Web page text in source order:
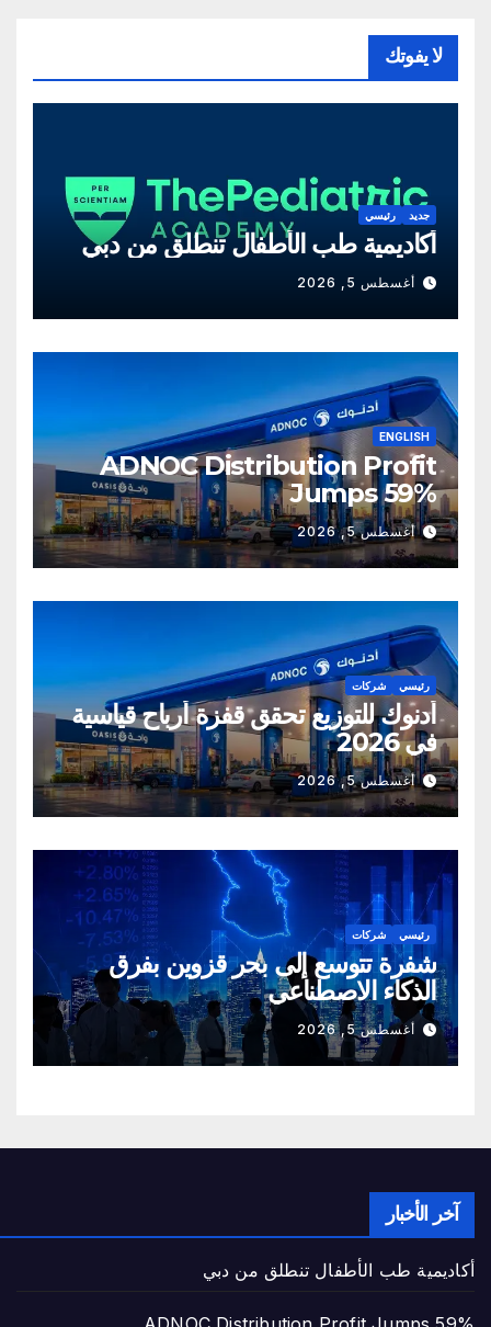
لا يفوتك
جديد رئيسي
أكاديمية طب الأطفال تنطلق من دبي
أغسطس 5, 2026
ENGLISH
ADNOC Distribution Profit
Jumps 59%
أغسطس 5, 2026
رئيسي شركات
أدنوك للتوزيع تحقق قفزة أرباح قياسية
في 2026
أغسطس 5, 2026
رئيسي شركات
شفرة تتوسع إلى بحر قزوين بفرق
الذكاء الاصطناعي
أغسطس 5, 2026
آخر الأخبار
أكاديمية طب الأطفال تنطلق من دبي